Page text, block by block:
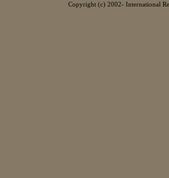
Copyright (c) 2002- International